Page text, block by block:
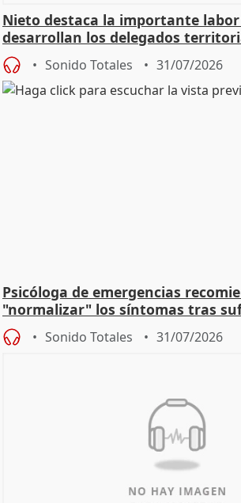
Nieto destaca la importante
desarrollan los delegados
Sonido Totales 31/07/2026
Psicóloga de emergencias
"normalizar" los síntomas tras
Sonido Totales 31/07/2026